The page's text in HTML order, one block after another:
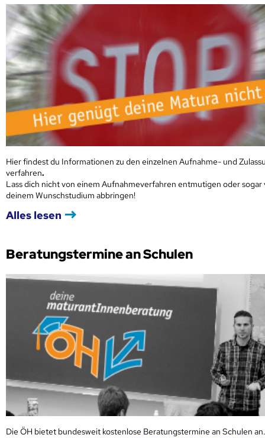
Hier findest du Informationen zu den einzelnen Aufnahme- und
verfahren.
Lass dich nicht von einem Aufnahmeverfahren entmutigen oder sogar
deinem Wunschstudium abbringen!
Alles lesen
Beratungstermine an Schulen
Die ÖH bietet bundesweit kostenlose Beratungstermine an Schulen